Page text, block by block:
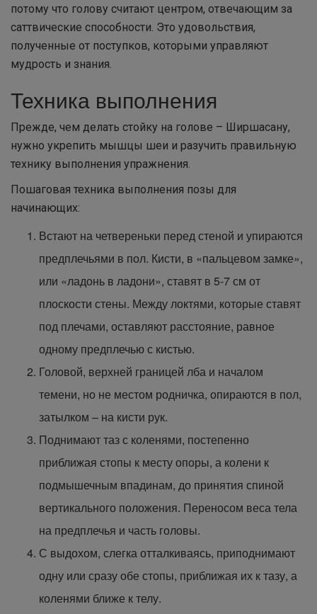
потому что голову считают центром, отвечающим за
саттвические способности. Это удовольствия,
полученные от поступков, которыми управляют
мудрость и знания.
Техника выполнения
Прежде, чем делать стойку на голове – Ширшасану,
нужно укрепить мышцы шеи и разучить правильную
технику выполнения упражнения.
Пошаговая техника выполнения позы для
начинающих:
Встают на четвереньки перед стеной и упираются
предплечьями в пол. Кисти, в «пальцевом замке»,
или «ладонь в ладони», ставят в 5-7 см от
плоскости стены. Между локтями, которые ставят
под плечами, оставляют расстояние, равное
одному предплечью с кистью.
Головой, верхней границей лба и началом
темени, но не местом родничка, опираются в пол,
затылком – на кисти рук.
Поднимают таз с коленями, постепенно
приближая стопы к месту опоры, а колени к
подмышечным впадинам, до принятия спиной
вертикального положения. Переносом веса тела
на предплечья и часть головы.
С выдохом, слегка отталкиваясь, приподнимают
одну или сразу обе стопы, приближая их к тазу, а
коленями ближе к телу.